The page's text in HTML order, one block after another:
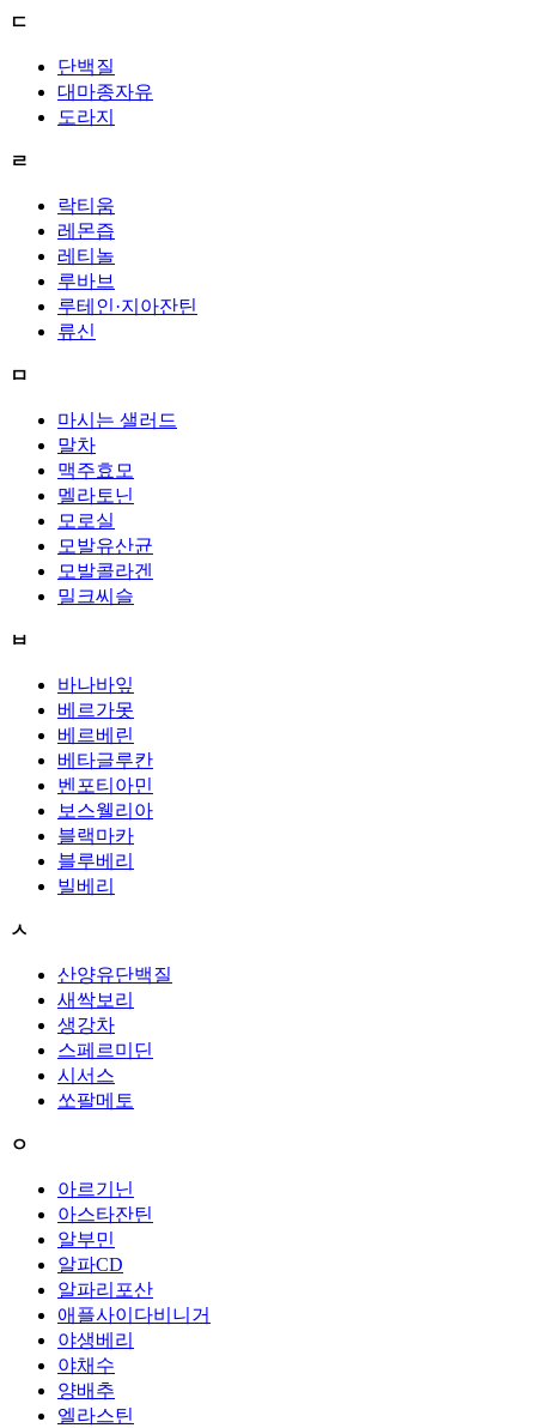
ㄷ
단백질
대마종자유
도라지
ㄹ
락티움
레몬즙
레티놀
루바브
루테인·지아잔틴
류신
ㅁ
마시는 샐러드
말차
맥주효모
멜라토닌
모로실
모발유산균
모발콜라겐
밀크씨슬
ㅂ
바나바잎
베르가못
베르베린
베타글루칸
벤포티아민
보스웰리아
블랙마카
블루베리
빌베리
ㅅ
산양유단백질
새싹보리
생강차
스페르미딘
시서스
쏘팔메토
ㅇ
아르기닌
아스타잔틴
알부민
알파CD
알파리포산
애플사이다비니거
야생베리
야채수
양배추
엘라스틴